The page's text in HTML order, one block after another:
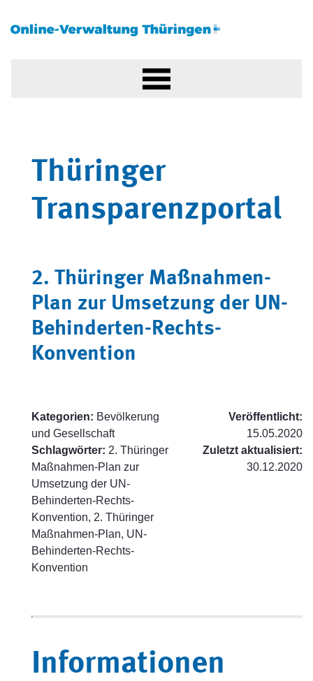
Thüringer
Transparenzportal
2. Thüringer Maßnahmen-
Plan zur Umsetzung der UN-
Behinderten-Rechts-
Konvention
Kategorien: Bevölkerung
und Gesellschaft
Schlagwörter: 2. Thüringer
Maßnahmen-Plan zur
Umsetzung der UN-
Behinderten-Rechts-
Konvention, 2. Thüringer
Maßnahmen-Plan, UN-
Behinderten-Rechts-
Konvention
Veröffentlicht:
15.05.2020
Zuletzt aktualisiert:
30.12.2020
Informationen